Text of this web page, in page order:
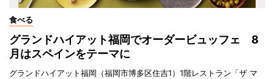
食べる
グランドハイアット福岡でオーダービュッフェ 8
月はスペインをテーマに
グランドハイアット福岡（福岡市博多区住吉1）1階レストラン「ザ マ